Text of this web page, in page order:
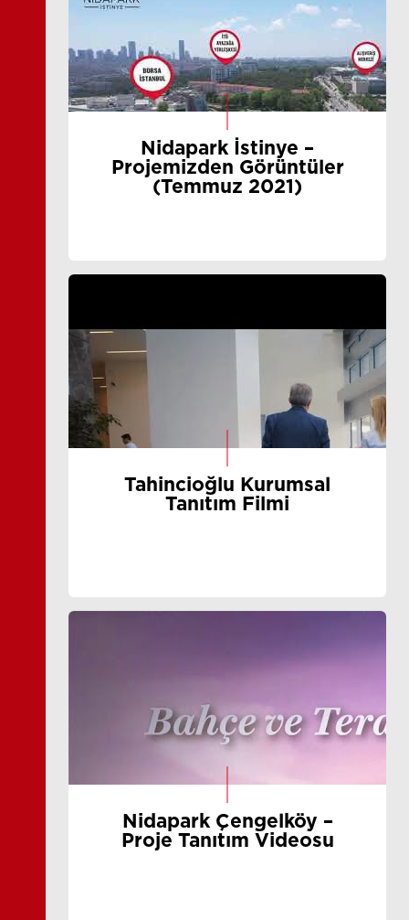
Nidapark İstinye –
Projemizden Görüntüler
(Temmuz 2021)
Tahincioğlu Kurumsal
Tanıtım Filmi
Nidapark Çengelköy –
Proje Tanıtım Videosu